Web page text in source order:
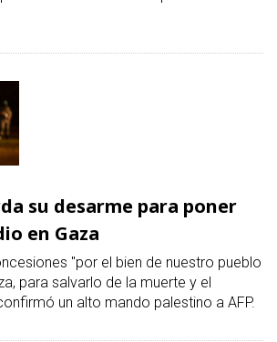
su desarme para poner
en Gaza
"por el bien de nuestro pueblo
para salvarlo de la muerte y el
un alto mando palestino a AFP.